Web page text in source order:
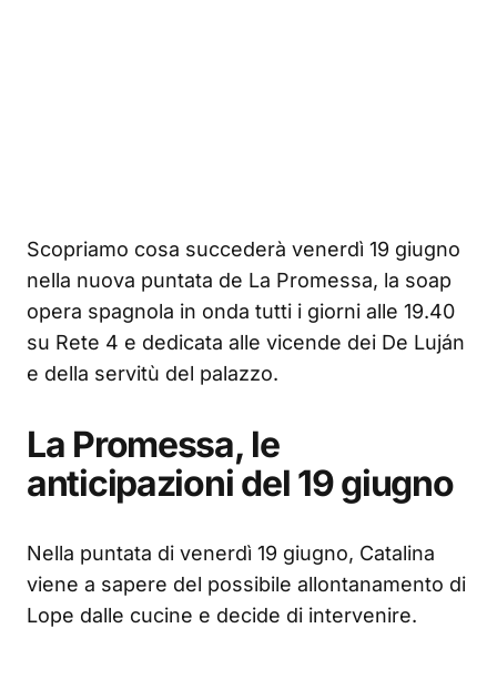
Scopriamo cosa succederà venerdì 19 giugno
nella nuova puntata de La Promessa, la soap
opera spagnola in onda tutti i giorni alle 19.40
su Rete 4 e dedicata alle vicende dei De Luján
e della servitù del palazzo.
La Promessa, le
anticipazioni del 19 giugno
Nella puntata di venerdì 19 giugno, Catalina
viene a sapere del possibile allontanamento di
Lope dalle cucine e decide di intervenire.